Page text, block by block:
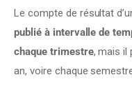
Le compte de résultat
publié à intervalle de
chaque trimestre, mais il
an, voire chaque